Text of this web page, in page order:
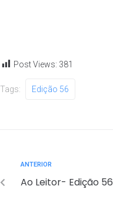
Post Views: 381
Tags: Edição 56
ANTERIOR
Ao Leitor- Edição 56